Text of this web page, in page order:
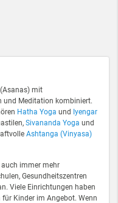
mit
und Meditation kombiniert.
Hatha Yoga und Iyengar
Sivananda Yoga und
Ashtanga (Vinyasa)
auch immer mehr
Gesundheitszentren
Viele Einrichtungen haben
Kinder im Angebot. Wenn